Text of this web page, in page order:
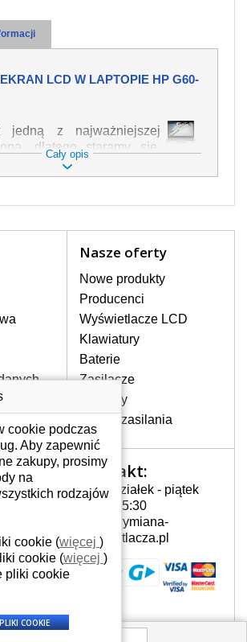
LCD W LAPTOPIE HP G60-
jedną z najważniejszej
dlatego staramy się,
najwyższej jakości. Służy
tekstu lub obrazu w
ostrożnością. Do
mechaniczne np.
ekran, następnie
się pionowe pasy, ciemny
lub nierównomierną
NAJWYŻSZEJ JAKOŚCI!
W naszym magazynie przez
cały okres gwarancji posiadamy
wyłącznie wysokiej jakości
oryginalne matryce klasy A+ bez
wadliwych pikseli.
ODPOWIEDNI EKRAN
HP G60-447CL?
ekran można dobrać do
modelu laptopa, którego
można znaleźć na naklejce
lub pod baterią, bywa
na ramkach lub
został zdemontowany, w
Cały opis
Nasze oferty
Nowe produkty
Producenci
Wyświetlacze LCD
Klawiatury
Baterie
Zasilacze
Zawiasy
Złącza zasilania
Kontakt:
Poniedziałek - piątek
7:00 - 15:30
info@wymiana-
wyswietlacza.pl
cookie podczas
Aby zapewnić
zakupy, prosimy
na
rodzajów
cookie (więcej )
cookie (więcej )
pliki cookie